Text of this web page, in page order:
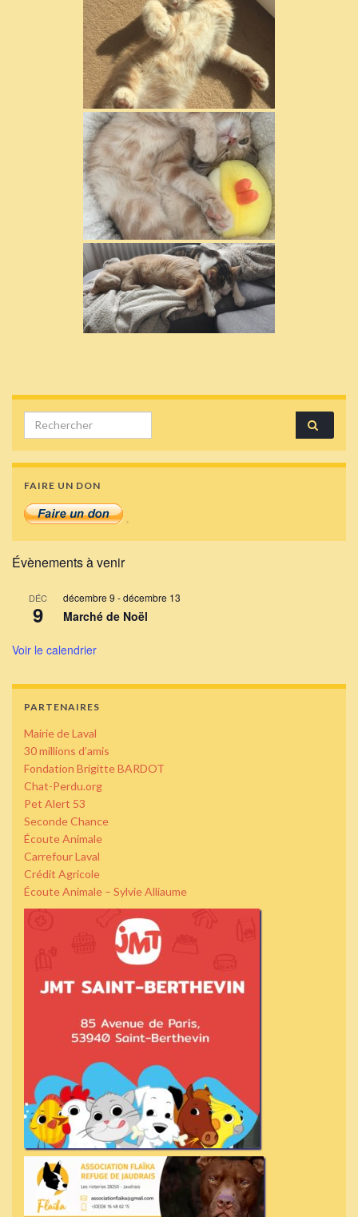
Search for:
FAIRE UN DON
Évènements à venir
DÉC
9
décembre 9 -décembre 13
Marché de Noël
Voir le calendrier
PARTENAIRES
Mairie de Laval
30 millions d’amis
Fondation Brigitte BARDOT
Chat-Perdu.org
Pet Alert 53
Seconde Chance
Écoute Animale
Carrefour Laval
Crédit Agricole
Écoute Animale – Sylvie Alliaume